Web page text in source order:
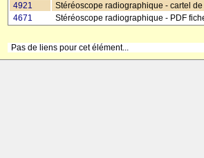
4921
Stéréoscope radiographique - cartel
4671
Stéréoscope radiographique - PDF
Pas de liens pour cet élément...